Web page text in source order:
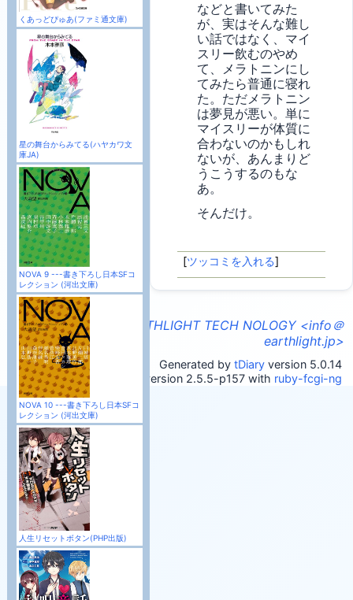
くあっどぴゅあ(ファミ通文庫)
星の舞台からみてる(ハヤカワ文
庫JA)
NOVA 9 ---書き下ろし日本SFコ
レクション (河出文庫)
NOVA 10 ---書き下ろし日本SFコ
レクション (河出文庫)
人生リセットボタン(PHP出版)
などと書いてみた
が、実はそんな難し
い話ではなく、マイ
スリー飲むのやめ
て、メラトニンにし
てみたら普通に寝れ
た。ただメラトニン
は夢見が悪い。単に
マイスリーが体質に
合わないのかもしれ
ないが、あんまりど
うこうするのもな
あ。
そんだけ。
[ツッコミを入れる]
INFORMATION OF EARTHLIGHT TECH NOLOGY <info＠
earthlight.jp>
Generated by tDiaryversion 5.0.14
Powered by
version 2.5.5-p157 with ruby-fcgi-ng